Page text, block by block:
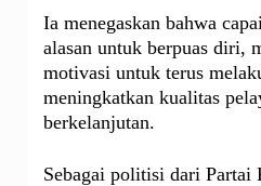
Ia menegaskan bahwa
alasan untuk berpuas diri,
motivasi untuk terus
meningkatkan kualitas
berkelanjutan.
Sebagai politisi dari Partai